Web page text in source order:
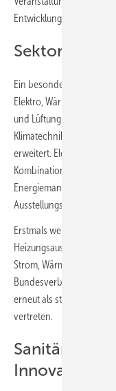
Entwicklungen auf dem
Ein besonderer Fokus
Elektro, Wärme und
und Lüftung sind
Klimatechnik,
erweitert. Elektrische
Kombination mit
Energiemanagement-
Ausstellungsfläche.
Erstmals werden
Heizungsausstellung in
Strom, Wärme und
Bundesverband der
erneut als starker
vertreten.
Innovations-